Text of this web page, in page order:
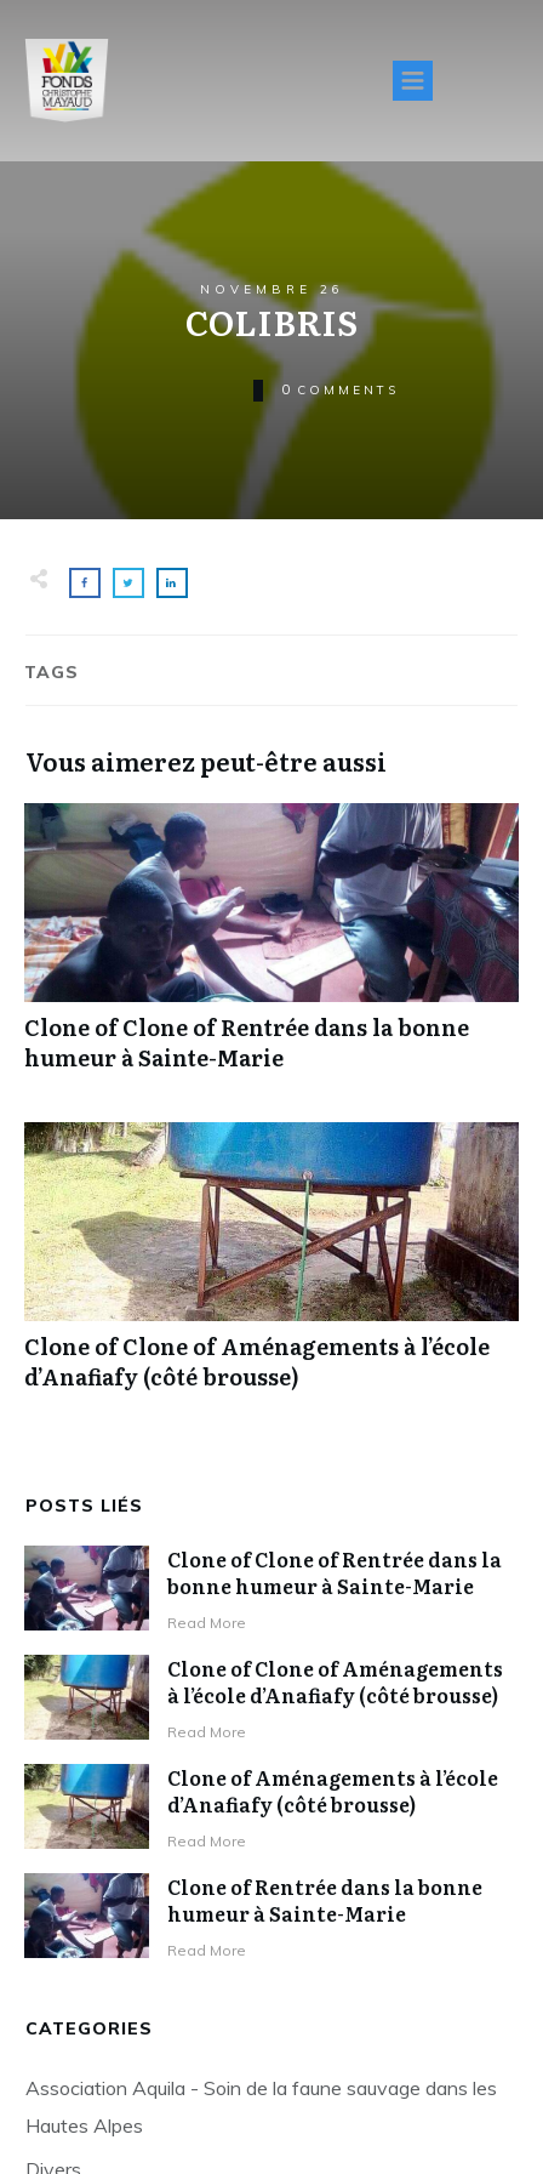
NOVEMBRE 26
COLIBRIS
0 COMMENTS
TAGS
Vous aimerez peut-être aussi
Clone of Clone of Rentrée dans la bonne
humeur à Sainte-Marie
Clone of Clone of Aménagements à l’école
d’Anafiafy (côté brousse)
POSTS LIÉS
Clone of Clone of Rentrée dans la
bonne humeur à Sainte-Marie
Read More
Clone of Clone of Aménagements
à l’école d’Anafiafy (côté brousse)
Read More
Clone of Aménagements à l’école
d’Anafiafy (côté brousse)
Read More
Clone of Rentrée dans la bonne
humeur à Sainte-Marie
Read More
CATEGORIES
Association Aquila - Soin de la faune sauvage dans les
Hautes Alpes
Divers